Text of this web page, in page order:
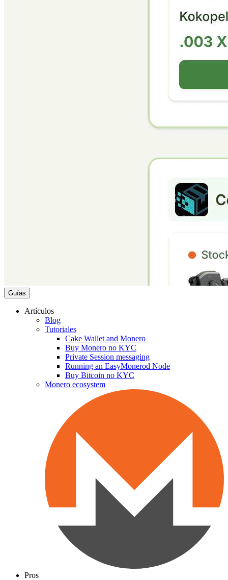
Guías
Artículos
Blog
Tutoriales
Cake Wallet and Monero
Buy Monero no KYC
Private Session messaging
Running an EasyMonerod Node
Buy Bitcoin no KYC
Monero ecosystem
Pros